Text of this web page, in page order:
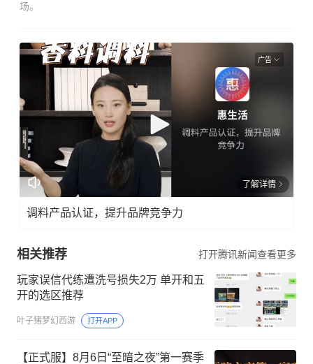
场。
广告
了解详情
调料产品认证，提升品牌竞争力
相关推荐 打开腾讯新闻查看更多
玩家误信代练遭洗号损失2万 单开和五
开的选区推荐
叶子猪梦幻西游 打开APP
【正式服】8月6日“至暗之夜”第一赛季